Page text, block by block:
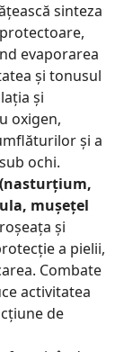
sinteza
evaporarea
și tonusul
și
oxigen,
și a
ochi.
mușețel
și
a pielii,
Combate
activitatea
de